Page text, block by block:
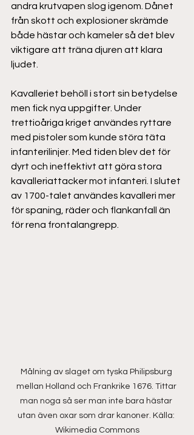
andra krutvapen slog igenom. Dånet
från skott och explosioner skrämde
både hästar och kameler så det blev
viktigare att träna djuren att klara
ljudet.
Kavalleriet behöll i stort sin betydelse
men fick nya uppgifter. Under
trettioåriga kriget användes ryttare
med pistoler som kunde störa täta
infanterilinjer. Med tiden blev det för
dyrt och ineffektivt att göra stora
kavalleriattacker mot infanteri. I slutet
av 1700-talet användes kavalleri mer
för spaning, räder och flankanfall än
för rena frontalangrepp.
Målning av slaget om tyska Philipsburg
mellan Holland och Frankrike 1676. Tittar
man noga så ser man inte bara hästar
utan även oxar som drar kanoner. Källa:
Wikimedia Commons